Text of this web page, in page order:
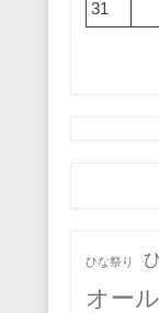
31
ひな祭り
オー